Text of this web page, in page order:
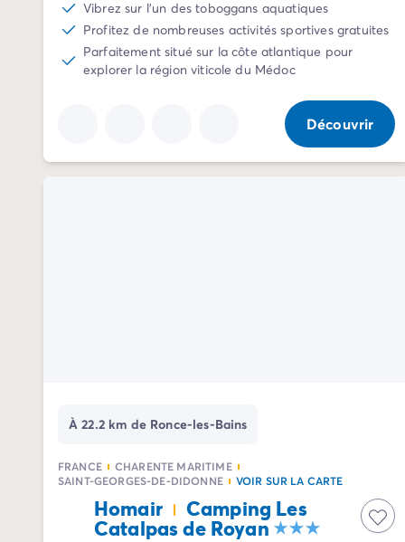
Camping Normandie
Camping Basse-Normandie
Camping Calvados
Camping Manche
Camping Guerande
Camping La Palmyre
Camping Provence-Alpes-Côte d'Azur
Camping Alpes-de-Haute-Provence
Camping Alpes-Maritimes
Camping Cannes
Vibrez sur l'un des toboggans aquatiques
Profitez de nombreuses activités sportives gratuites
Parfaitement situé sur la côte atlantique pour
explorer la région viticole du Médoc
Découvrir
À 22.2 km de Ronce-les-Bains
FRANCE
CHARENTE MARITIME
SAINT-GEORGES-DE-DIDONNE
VOIR SUR LA CARTE
Homair Camping Les
Catalpas de Royan